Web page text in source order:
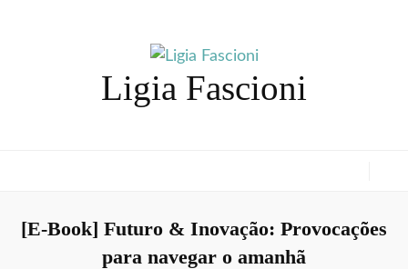
Ligia Fascioni
[E-Book] Futuro & Inovação: Provocações
para navegar o amanhã